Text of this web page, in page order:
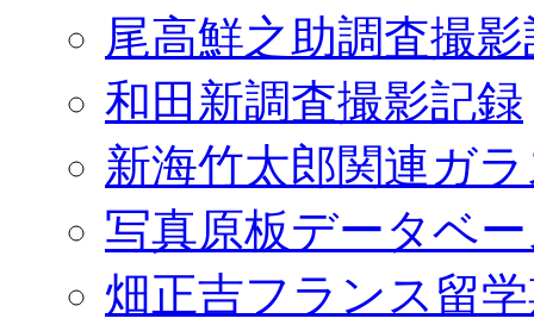
尾高鮮之助調査撮
和田新調査撮影記録
新海竹太郎関連ガ
写真原板データベ
畑正吉フランス留